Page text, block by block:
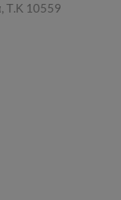
Τ.Κ 10559